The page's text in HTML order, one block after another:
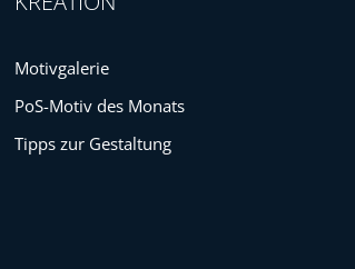
Motivgalerie
PoS-Motiv des Monats
Tipps zur Gestaltung